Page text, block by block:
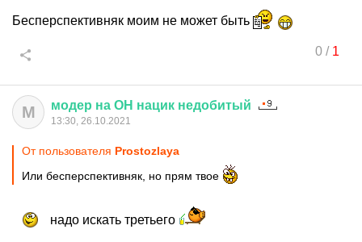
Бесперспективняк моим не может быть
0/ 1
М модер на ОН нацик недобитый
13:30, 26.10.2021
От пользователя Prostozlaya
Или бесперспективняк, но прям твое
надо искать третьего